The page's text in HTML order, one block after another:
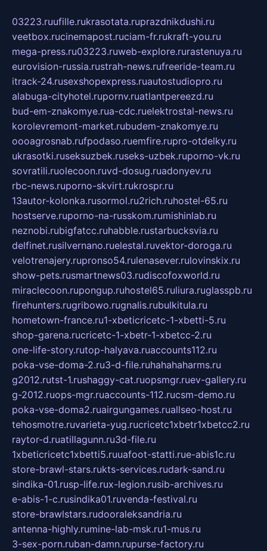
03223.ruufille.rukrasotata.ruprazdnikdushi.ru
veetbox.rucinemapost.ruciam-fr.rukraft-you.ru
mega-press.ru03223.ruweb-explore.rurastenuya.ru
eurovision-russia.rustrah-news.rufreeride-team.ru
itrack-24.rusexshopexpress.ruautostudiopro.ru
alabuga-cityhotel.rupornv.ruatlantpereezd.ru
bud-em-znakomye.rua-cdc.ruelektrostal-news.ru
korolevremont-market.rubudem-znakomye.ru
oooagrosnab.rufpodaso.ruemfire.rupro-otdelky.ru
ukrasotki.ruseksuzbek.ruseks-uzbek.ruporno-vk.ru
sovratili.ruolecoon.ruvd-dosug.ruadonyev.ru
rbc-news.ruporno-skvirt.rukrospr.ru
13autor-kolonka.rusormol.ru2rich.ruhostel-65.ru
hostserve.ruporno-na-russkom.rumishinlab.ru
neznobi.rubigfatcc.ruhabble.rustarbucksvia.ru
delfinet.rusilvernano.ruelestal.ruvektor-doroga.ru
velotrenajery.rupronso54.rulenasever.rulovinskix.ru
show-pets.rusmartnews03.rudiscofoxworld.ru
miraclecoon.rupongup.ruhostel65.ruliura.ruglasspb.ru
firehunters.rugribowo.rugnalis.rubulkitula.ru
hometown-france.ru1-xbeticricetc-1-xbetti-5.ru
shop-garena.rucricetc-1-xbetr-1-xbetcc-2.ru
one-life-story.rutop-halyava.ruaccounts112.ru
poka-vse-doma-2.ru3-d-file.ruhahahaharms.ru
g2012.rutst-1.rushaggy-cat.ruopsmgr.ruev-gallery.ru
g-2012.ruops-mgr.ruaccounts-112.rucsm-demo.ru
poka-vse-doma2.ruairgungames.ruallseo-host.ru
tehosmotre.ruvarieta-yug.rucricetc1xbetr1xbetcc2.ru
raytor-d.ruatillagunn.ru3d-file.ru
1xbeticricetc1xbetti5.ruuafoot-statti.rue-abis1c.ru
store-brawl-stars.rukts-services.rudark-sand.ru
sindika-01.rusp-life.rux-legion.rusib-archives.ru
e-abis-1-c.rusindika01.ruvenda-festival.ru
store-brawlstars.rudooraleksandria.ru
antenna-highly.rumine-lab-msk.ru1-mus.ru
3-sex-porn.ruban-damn.rupurse-factory.ru